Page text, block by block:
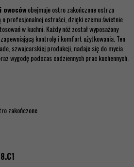
owocówobejmuje ostro zakończone ostrza
o profesjonalnej ostrości, dzięki czemu świetnie
w kuchni. Każdy nóż został wyposażony
kontrolę i komfort użytkowania. Ten
szwajcarskiej produkcji, nadaje się do mycia
wygodę podczas codziennych prac kuchennych.
zakończone